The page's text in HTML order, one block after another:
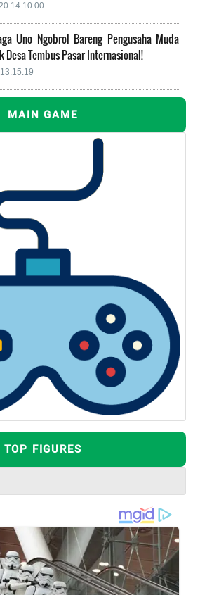
14:10:00
Uno Ngobrol Bareng Pengusaha Muda
Desa Tembus Pasar Internasional!
MAIN GAME
TOP FIGURES